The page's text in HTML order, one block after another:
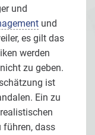
und
und
es gilt das
werden
zu geben.
ist
Ein zu
führen, dass